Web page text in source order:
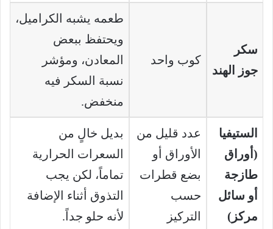
سكر
جوز الهند
كوب واحد
طعمه يشبه الكراميل،
ويحتفظ ببعض
المعادن، ومؤشر
نسبة السكر فيه
منخفض.
الستيفيا
(أوراق
طازجة
أو سائل
مركز)
عدد قليل من
الأوراق أو
بضع قطرات
حسب
التركيز
بديل خالٍ من
السعرات الحرارية
تماماً، لكن يجب
التذوق أثناء الإضافة
لأنه حلو جداً.